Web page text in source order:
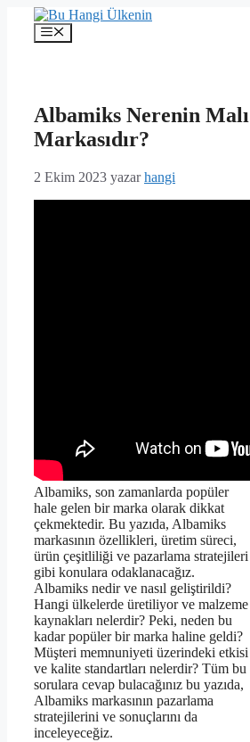
İçeriğe
Menü
Albamiks Nerenin Malı
Markasıdır?
2 Ekim 2023 yazarhangi
Albamiks, son zamanlarda popüler
hale gelen bir marka olarak dikkat
çekmektedir. Bu yazıda, Albamiks
markasının özellikleri, üretim süreci,
ürün çeşitliliği ve pazarlama stratejileri
gibi konulara odaklanacağız.
Albamiks nedir ve nasıl geliştirildi?
Hangi ülkelerde üretiliyor ve malzeme
kaynakları nelerdir? Peki, neden bu
kadar popüler bir marka haline geldi?
Müşteri memnuniyeti üzerindeki etkisi
ve kalite standartları nelerdir? Tüm bu
sorulara cevap bulacağınız bu yazıda,
Albamiks markasının pazarlama
stratejilerini ve sonuçlarını da
inceleyeceğiz.